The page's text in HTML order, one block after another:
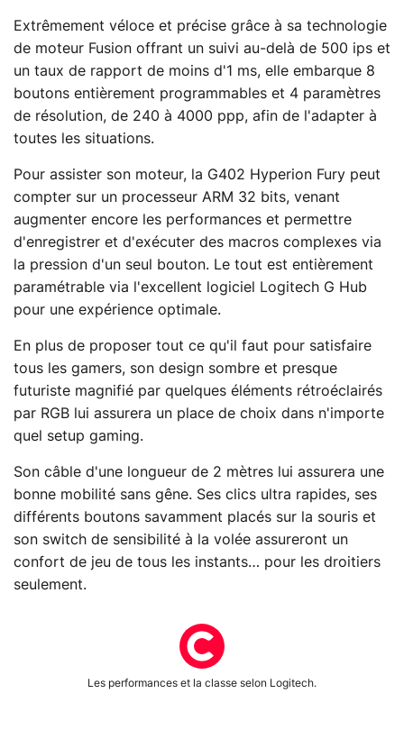
Extrêmement véloce et précise grâce à sa technologie
de moteur Fusion offrant un suivi au-delà de 500 ips et
un taux de rapport de moins d'1 ms, elle embarque 8
boutons entièrement programmables et 4 paramètres
de résolution, de 240 à 4000 ppp, afin de l'adapter à
toutes les situations.
Pour assister son moteur, la G402 Hyperion Fury peut
compter sur un processeur ARM 32 bits, venant
augmenter encore les performances et permettre
d'enregistrer et d'exécuter des macros complexes via
la pression d'un seul bouton. Le tout est entièrement
paramétrable via l'excellent logiciel Logitech G Hub
pour une expérience optimale.
En plus de proposer tout ce qu'il faut pour satisfaire
tous les gamers, son design sombre et presque
futuriste magnifié par quelques éléments rétroéclairés
par RGB lui assurera un place de choix dans n'importe
quel setup gaming.
Son câble d'une longueur de 2 mètres lui assurera une
bonne mobilité sans gêne. Ses clics ultra rapides, ses
différents boutons savamment placés sur la souris et
son switch de sensibilité à la volée assureront un
confort de jeu de tous les instants… pour les droitiers
seulement.
Les performances et la classe selon Logitech.